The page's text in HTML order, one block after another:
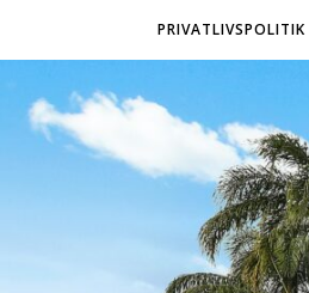
PRIVATLIVSPOLITIK